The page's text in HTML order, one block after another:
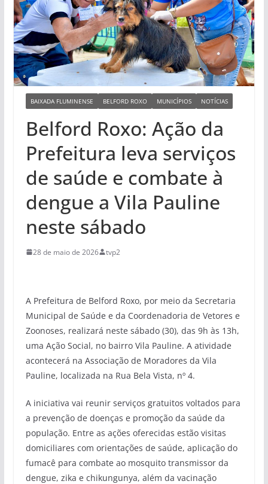
BAIXADA FLUMINENSE BELFORD ROXO MUNICÍPIOS NOTÍCIAS
Belford Roxo: Ação da
Prefeitura leva serviços
de saúde e combate à
dengue a Vila Pauline
neste sábado
28 de maio de 2026 tvp2
A Prefeitura de Belford Roxo, por meio da Secretaria
Municipal de Saúde e da Coordenadoria de Vetores e
Zoonoses, realizará neste sábado (30), das 9h às 13h,
uma Ação Social, no bairro Vila Pauline. A atividade
acontecerá na Associação de Moradores da Vila
Pauline, localizada na Rua Bela Vista, nº 4.
A iniciativa vai reunir serviços gratuitos voltados para
a prevenção de doenças e promoção da saúde da
população. Entre as ações oferecidas estão visitas
domiciliares com orientações de saúde, aplicação do
fumacê para combate ao mosquito transmissor da
dengue, zika e chikungunya, além da vacinação